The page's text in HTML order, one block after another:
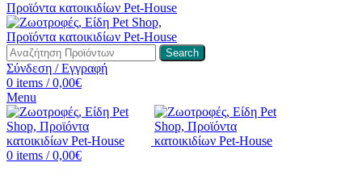
Search
Σύνδεση / Εγγραφή
0 items / 0,00€
Menu
0 items / 0,00€